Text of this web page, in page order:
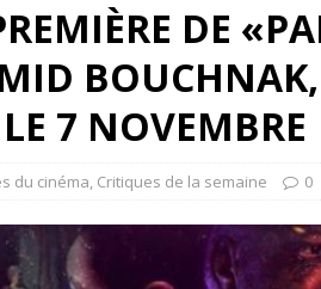
DE
BOUCHNAK,
7 NOVEMBRE
du cinéma, Critiques de la semaine 0